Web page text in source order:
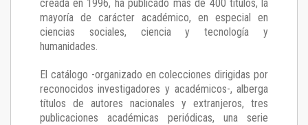
creada en 1996, ha publicado más de 400 títulos, la
mayoría de carácter académico, en especial en
ciencias sociales, ciencia y tecnología y
humanidades.
El catálogo -organizado en colecciones dirigidas por
reconocidos investigadores y académicos-, alberga
títulos de autores nacionales y extranjeros, tres
publicaciones académicas periódicas, una serie